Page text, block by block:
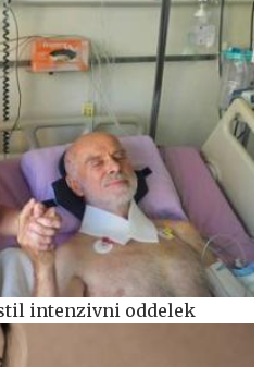
intenzivni oddelek